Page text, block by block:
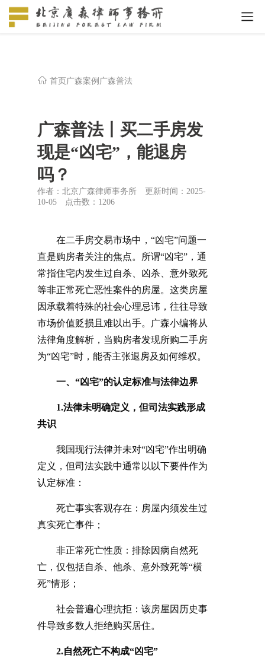
首页 广森案例 广森普法
广森普法丨买二手房发
现是“凶宅”，能退房
吗？
作者：北京广森律师事务所
更新时间：2025-
10-05
点击数： 1206
在二手房交易市场中，“凶宅”问题一
直是购房者关注的焦点。所谓“凶宅”，通
常指住宅内发生过自杀、凶杀、意外致死
等非正常死亡恶性案件的房屋。这类房屋
因承载着特殊的社会心理忌讳，往往导致
市场价值贬损且难以出手。 广森小编将从
法律角度解析，当购房者发现所购二手房
为“凶宅”时，能否主张退房及如何维权。
一、“凶宅”的认定标准与法律边界
1.法律未明确定义，但司法实践形成
共识
我国现行法律并未对“凶宅”作出明确
定义，但司法实践中通常以以下要件作为
认定标准：
死亡事实客观存在：房屋内须发生过
真实死亡事件；
非正常死亡性质：排除因病自然死
亡，仅包括自杀、他杀、意外致死等“横
死”情形；
社会普遍心理抗拒：该房屋因历史事
件导致多数人拒绝购买居住。
2.自然死亡不构成“凶宅”